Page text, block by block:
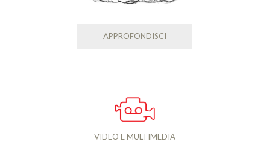
APPROFONDISCI
VIDEO E MULTIMEDIA